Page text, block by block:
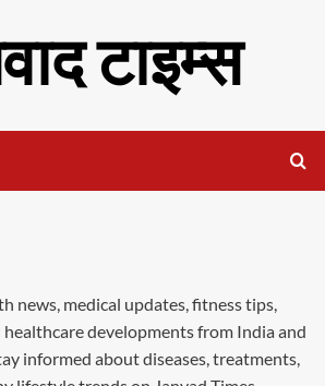
टाइम्स
news, medical updates, fitness tips,
healthcare developments from India and
informed about diseases, treatments,